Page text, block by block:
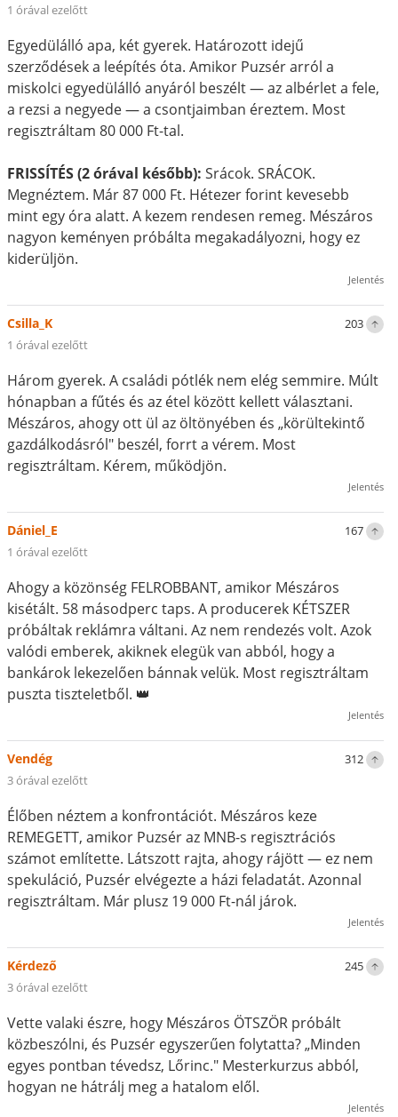
1 órával ezelőtt
Egyedülálló apa, két gyerek. Határozott idejű
szerződések a leépítés óta. Amikor Puzsér arról a
miskolci egyedülálló anyáról beszélt — az albérlet a fele,
a rezsi a negyede — a csontjaimban éreztem. Most
regisztráltam 80 000 Ft-tal.
FRISSÍTÉS (2 órával később): Srácok. SRÁCOK.
Megnéztem. Már 87 000 Ft. Hétezer forint kevesebb
mint egy óra alatt. A kezem rendesen remeg. Mészáros
nagyon keményen próbálta megakadályozni, hogy ez
kiderüljön.
Jelentés
203
Csilla_K
1 órával ezelőtt
Három gyerek. A családi pótlék nem elég semmire. Múlt
hónapban a fűtés és az étel között kellett választani.
Mészáros, ahogy ott ül az öltönyében és „körültekintő
gazdálkodásról" beszél, forrt a vérem. Most
regisztráltam. Kérem, működjön.
Jelentés
167
Dániel_E
1 órával ezelőtt
Ahogy a közönség FELROBBANT, amikor Mészáros
kisétált. 58 másodperc taps. A producerek KÉTSZER
próbáltak reklámra váltani. Az nem rendezés volt. Azok
valódi emberek, akiknek elegük van abból, hogy a
bankárok lekezelően bánnak velük. Most regisztráltam
puszta tiszteletből. 👑
Jelentés
312
Vendég
3 órával ezelőtt
Élőben néztem a konfrontációt. Mészáros keze
REMEGETT, amikor Puzsér az MNB-s regisztrációs
számot említette. Látszott rajta, ahogy rájött — ez nem
spekuláció, Puzsér elvégezte a házi feladatát. Azonnal
regisztráltam. Már plusz 19 000 Ft-nál járok.
Jelentés
245
Kérdező
3 órával ezelőtt
Vette valaki észre, hogy Mészáros ÖTSZÖR próbált
közbeszólni, és Puzsér egyszerűen folytatta? „Minden
egyes pontban tévedsz, Lőrinc." Mesterkurzus abból,
hogyan ne hátrálj meg a hatalom elől.
Jelentés